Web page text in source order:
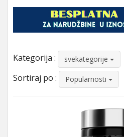
Kategorija : svekategorije
Sortiraj po : Popularnosti